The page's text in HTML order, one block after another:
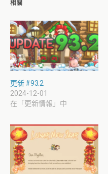
相關
更新 #93.2
2024-12-01
在「更新情報」中